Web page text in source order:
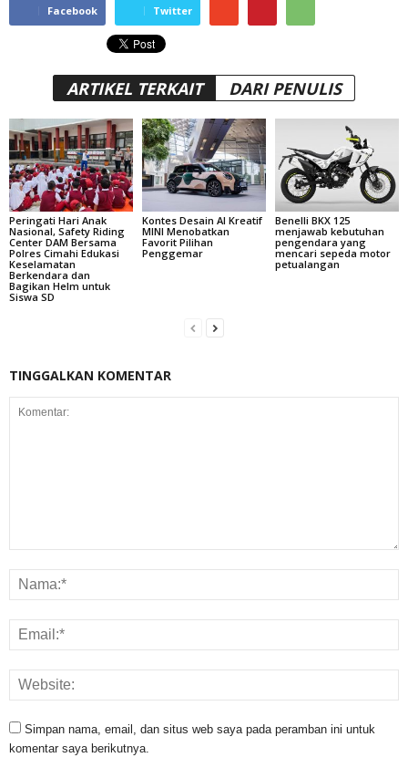
Facebook Twitter
ARTIKEL TERKAIT DARI PENULIS
Peringati Hari Anak
Nasional, Safety Riding
Center DAM Bersama
Polres Cimahi Edukasi
Keselamatan
Berkendara dan
Bagikan Helm untuk
Siswa SD
Kontes Desain AI Kreatif
MINI Menobatkan
Favorit Pilihan
Penggemar
Benelli BKX 125
menjawab kebutuhan
pengendara yang
mencari sepeda motor
petualangan
TINGGALKAN KOMENTAR
Simpan nama, email, dan situs web saya pada peramban ini untuk
komentar saya berikutnya.